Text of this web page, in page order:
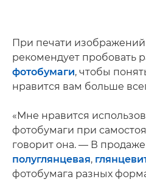
При печати
рекомендует пробовать
фотобумаги, чтобы
нравится вам больше
«Мне нравится
фотобумаги при
говорит она. — В продаже
полуглянцевая,
фотобумага разных